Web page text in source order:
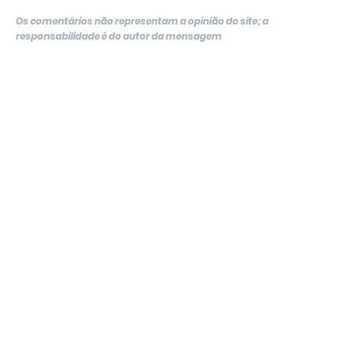
Os comentários não representam a opinião do site; a
responsabilidade é do autor da mensagem